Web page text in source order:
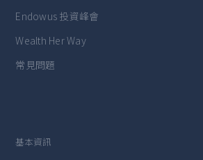
Endowus 投資峰會
Wealth Her Way
常見問題
基本資訊